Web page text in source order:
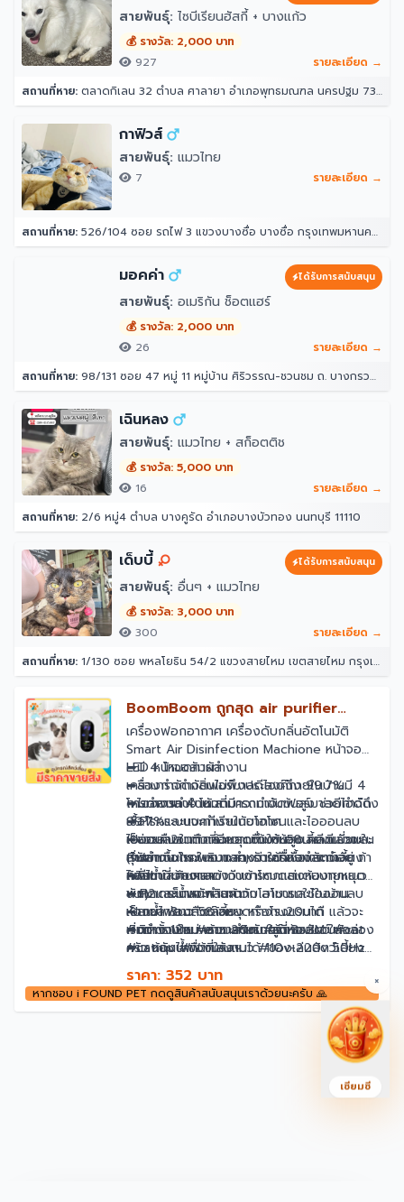
สายพันธุ์: ไซบีเรียนฮัสกี้ + บางแก้ว
💰 รางวัล: 2,000 บาท
927
รายละเอียด →
สถานที่หาย: ตลาดกิเลน 32 ตำบล ศาลายา อำเภอพุทธมณฑล นครปฐม 73170
กาฟิวส์
สายพันธุ์: แมวไทย
7 รายละเอียด →
สถานที่หาย: 526/104 ซอย รถไฟ 3 แขวงบางซื่อ บางซื่อ กรุงเทพมหานคร 10800
มอคค่า ได้รับการสนับสนุน
สายพันธุ์: อเมริกัน ช็อตแฮร์
💰 รางวัล: 2,000 บาท
26
รายละเอียด →
สถานที่หาย: 98/131 ซอย 47 หมู่ 11 หมู่บ้าน ศิริวรรณ-ชวนชม ถ. บางกรวย - ไทรน้อย ตำบล บางบัวทอง อำเภอบางบัวทอง นนทบุรี 11110
เฉินหลง
สายพันธุ์: แมวไทย + สก็อตติช
💰 รางวัล: 5,000 บาท
16
รายละเอียด →
สถานที่หาย: 2/6 หมู่4 ตำบล บางคูรัด อำเภอบางบัวทอง นนทบุรี 11110
เด็บบี้ ได้รับการสนับสนุน
สายพันธุ์: อื่นๆ + แมวไทย
💰 รางวัล: 3,000 บาท
300
รายละเอียด →
สถานที่หาย: 1/130 ซอย พหลโยธิน 54/2 แขวงสายไหม เขตสายไหม กรุงเทพมหานคร 10220
BoomBoom ถูกสุด air purifier
เครื่องฟอกอากาศ กำจัดกลิ่น ที่ดับกลิ่น
อัตโนมัติ ช่วยลดกลิ่นฉี่สัตว์เลี้ยง PM
เครื่องฟอกอากาศ เครื่องดับกลิ่นอัตโนมัติ
Smart Air Disinfection Machione หน้าจอ
LED หน้าจอสัมผัส
เครื่องกำจัดกลิ่นไม่พึงประสงค์ภายในบ้านมี 4
โหมดการทำงาน สามารถกำจัดฟอร์มาลดีไฮด์ถึง
99.7%
ไอออนลบในตัวที่มีความเข้มข้นสูง ผลดีเยี่ยมใน
การฆ่าเชื้อโรคในอากาศ, การฆ่าเชื้อและกำจัด
กลิ่น!
➦มี 4 โหมดการทำงาน
➦สามารถกำจัดฟอร์มาลดีไฮด์ถึง 99.7%
➦ไอออนลบในตัวที่มีความเข้มข้นสูง ช่วยกำจัด
เชื้อโรคและแบคทีเรียในอากาศ
➦ช่วยคืนอากาศหอมสดชื่นให้ห้องเลี้ยงแมวและ
สุนัข
➦ดีไซน์สวยงามเข้ากับการตกแต่งห้องทุกแนว
➦ขนาดเล็กพกพาสะดวก สามารถใช้ในบ้าน
ห้องน้ำ ห้องสัตว์เลี้ยง หรือโรงแรมได้
➦ติดตั้งง่าย พร้อมสติกเกอร์กาว 3M ในกล่อง
การทำงาน 4 โหมด
➦·P1 : ระบบจะทำงานกับโอโซนและไอออนลบ
เป็นเวลา2นาที แล้วหยุดทำงาน58นาที แล้วจะ
เริ่มทำงานใหม่ เหมาะสำหรับใช้ที่ห้องสัตว์เลี้ยง
ห้องน้ำที่บ้านฯลฯ
➦·P2 : ระบบจะทำงานกับโอโซนและไอออนลบ
เป็นเวลา3นาที แล้วหยุดทำงาน20นาที แล้วจะ
เริ่มทำงานใหม่ เหมาะสำหรับใช้ที่ห้องนอนห้อง
ครัว ห้องน้ำที่บ้านฯลฯ
➦·P3 : ระบบจะทำงานกับโอโซนและไอออนลบ
เป็นเวลา30นาที แล้วหยุดทำงาน12ชม. แล้วจะ
เริ่มทำงานใหม่ เหมาะสำหรับใช้ที่ห้องนอน ห้อง
➦·P4 : ระบบจะทำงานกับโอโซนและไอออนลบ
เป็นเวลา30นาที แล้วหยุด2ชม. แล้วจะเริ่มทำงาน
(ไฟสถานะกระพริบแสดงว่าเครื่องทำงานอยู่ ถ้า
ไฟสถานะค้างแสดงว่าเข้าโหมดสแตนบายหยุด
พัก)
ขนาดและน้ำหนักสินค้า
➦สายไฟยาว 58 ซม.
➦กว้าง 12ซม. ยาว 20ซม. สูง 3ซม.
➦แรงดันไฟฟ้าที่ใช้งานได้ 110v-220v 50Hz
➦กำลัง 5 W
➦น้ำหนัก 0.508 KG.
(ขนาดอาจมีการคลาดเคลื่อนจากการวัด 3-5
#อาหารแมว #อาหารหมา #อาหารสัตว์ #cat
#catnip #ของเล่นแมว #ของเล่นสัตว์เลี้ยง
#ของเล่นหมุนพร้อมบอลสำหรับติดตาม
#ของเล่นแบบบอล #ของเล่นลูกบอล #ของ
เล่นบอลหมุน #ของเล่นแมวบอล #ของใช้แมว
#อุปกรณ์ของสัตว์เลี้ยง #ของเล่นสัตว์เลี้ยง
#Shoppingway98 #เครื่องใช้ในบ้าน #เครื่อง
บ้าน #อุปกรณ์ปรับปรุงบ้าน #sport #อุปกรณ์
ราคา: 352 บาท
หากชอบ i FOUND PET กดดูสินค้าสนับสนุนเราด้วยนะครับ 🙏
×
เซียมซี